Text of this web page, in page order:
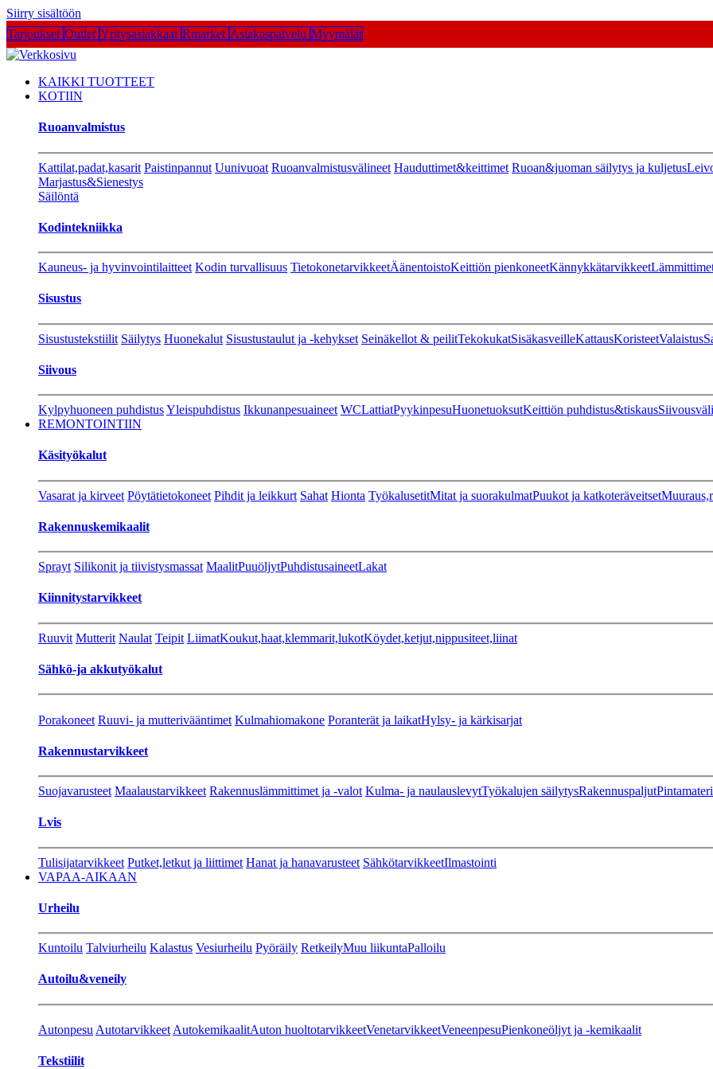
Siirry sisältöön
Tarjoukset Outlet Yritysasiakkaat Rmarket Asiakaspalvelu Myymälät
KAIKKI TUOTTEET
KOTIIN
Ruoanvalmistus
Kattilat,padat,kasarit Paistinpannut Uunivuoat Ruoanvalmistusvälineet Hauduttimet&keittimet Ruoan&juoman säilytys ja kuljetus
Marjastus&Sienestys
Säilöntä
Kodintekniikka
Kauneus- ja hyvinvointilaitteet Kodin turvallisuus TietokonetarvikkeetÄänentoistoKeittiön pienkoneetKännykkätarvikkeet
Sisustus
Sisustustekstiilit Säilytys Huonekalut Sisustustaulut ja -kehykset Seinäkellot & peilitTekokukatSisäkasveilleKattausKoristeetValaistus
Siivous
Kylpyhuoneen puhdistusYleispuhdistus Ikkunanpesuaineet WCLattiatPyykinpesuHuonetuoksutKeittiön puhdistus&tiskaus
REMONTOINTIIN
Käsityökalut
Vasarat ja kirveet Pöytätietokoneet Pihdit ja leikkurt Sahat Hionta TyökalusetitMitat ja suorakulmatPuukot ja katkoteräveitset
Rakennuskemikaalit
Sprayt Silikonit ja tiivistysmassat MaalitPuuöljytPuhdistusaineetLakat
Kiinnitystarvikkeet
Ruuvit Mutterit Naulat Teipit LiimatKoukut,haat,klemmarit,lukotKöydet,ketjut,nippusiteet,liinat
Sähkö-ja akkutyökalut
Porakoneet Ruuvi- ja mutterivääntimet Kulmahiomakone Poranterät ja laikatHylsy- ja kärkisarjat
Rakennustarvikkeet
Suojavarusteet Maalaustarvikkeet Rakennuslämmittimet ja -valot Kulma- ja naulauslevytTyökalujen säilytysRakennuspaljut
Lvis
Tulisijatarvikkeet Putket,letkut ja liittimet Hanat ja hanavarusteet SähkötarvikkeetIlmastointi
VAPAA-AIKAAN
Urheilu
Kuntoilu Talviurheilu Kalastus Vesiurheilu Pyöräily RetkeilyMuu liikuntaPalloilu
Autoilu&veneily
Autonpesu Autotarvikkeet AutokemikaalitAuton huoltotarvikkeetVenetarvikkeetVeneenpesuPienkoneöljyt ja -kemikaalit
Tekstiilit